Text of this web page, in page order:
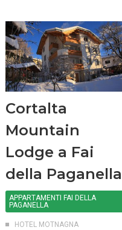
Cortalta
Mountain
Lodge a Fai
della Paganella
APPARTAMENTI FAI DELLA
PAGANELLA
HOTEL MOTNAGNA